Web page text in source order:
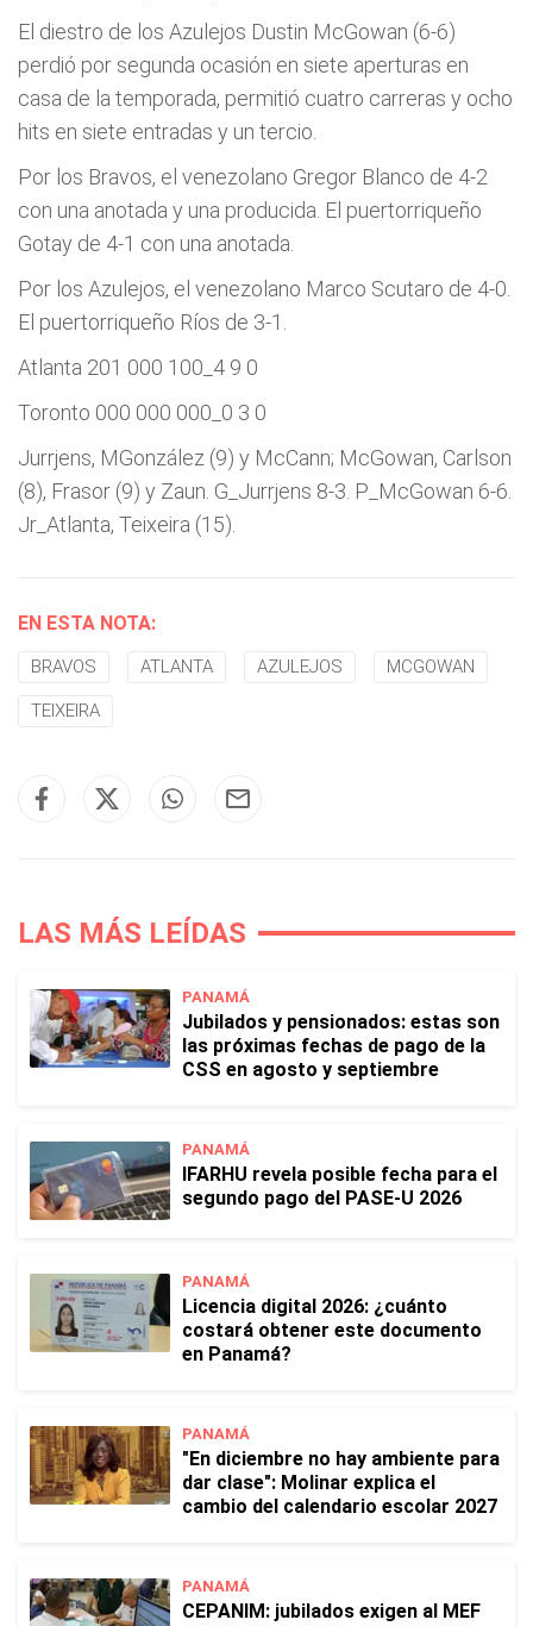
El diestro de los Azulejos Dustin McGowan (6-6)
perdió por segunda ocasión en siete aperturas en
casa de la temporada, permitió cuatro carreras y ocho
hits en siete entradas y un tercio.
Por los Bravos, el venezolano Gregor Blanco de 4-2
con una anotada y una producida. El puertorriqueño
Gotay de 4-1 con una anotada.
Por los Azulejos, el venezolano Marco Scutaro de 4-0.
El puertorriqueño Ríos de 3-1.
Atlanta 201 000 100_4 9 0
Toronto 000 000 000_0 3 0
Jurrjens, MGonzález (9) y McCann; McGowan, Carlson
(8), Frasor (9) y Zaun. G_Jurrjens 8-3. P_McGowan 6-6.
Jr_Atlanta, Teixeira (15).
EN ESTA NOTA:
BRAVOS ATLANTA AZULEJOS MCGOWAN
TEIXEIRA
LAS MÁS LEÍDAS
PANAMÁ
Jubilados y pensionados: estas son
las próximas fechas de pago de la
CSS en agosto y septiembre
PANAMÁ
IFARHU revela posible fecha para el
segundo pago del PASE-U 2026
PANAMÁ
Licencia digital 2026: ¿cuánto
costará obtener este documento
en Panamá?
PANAMÁ
"En diciembre no hay ambiente para
dar clase": Molinar explica el
cambio del calendario escolar 2027
PANAMÁ
CEPANIM: jubilados exigen al MEF